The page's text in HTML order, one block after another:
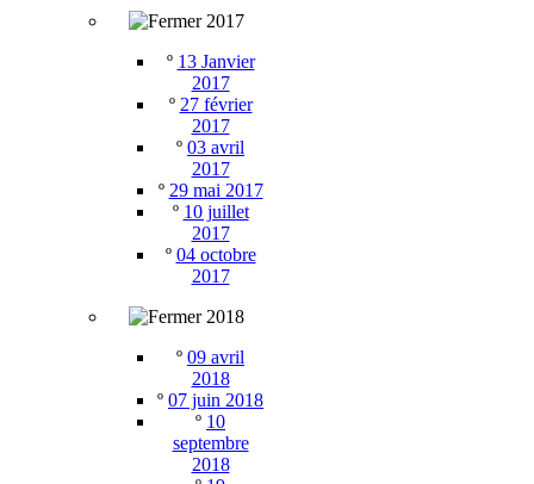
2017
º 13 Janvier
2017
º 27 février
2017
º 03 avril
2017
º 29 mai 2017
º 10 juillet
2017
º 04 octobre
2017
2018
º 09 avril
2018
º 07 juin 2018
º 10
septembre
2018